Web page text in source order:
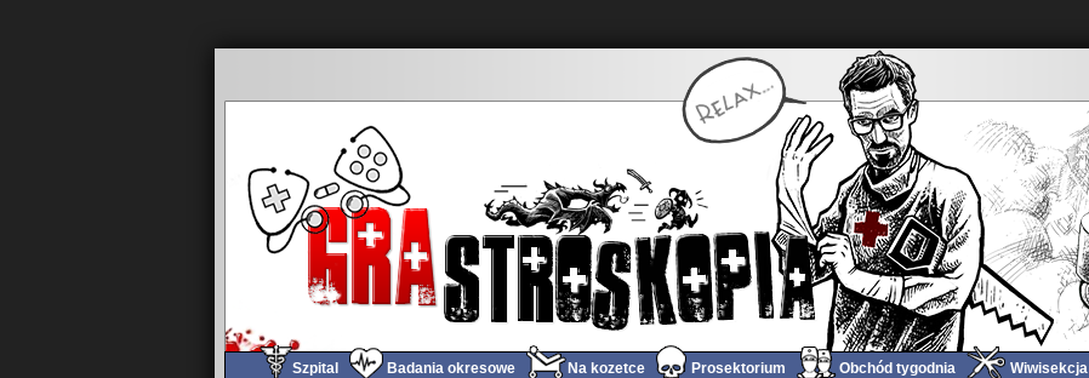
Szpital Badania okresowe Na kozetce Prosektorium Obchód tygodnia Wiwisekcja